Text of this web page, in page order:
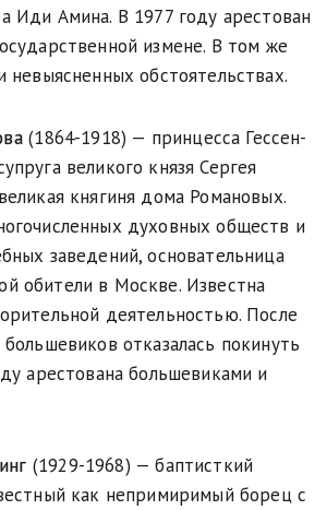
Иди Амина. В 1977 году арестован
измене. В том же
невыясненных обстоятельствах.
(1864-1918) — принцесса Гессен-
великого князя Сергея
княгиня дома Романовых.
духовных обществ и
заведений, основательница
обители в Москве. Известна
деятельностью. После
отказалась покинуть
арестована большевиками и
(1929-1968) — баптисткий
как непримиримый борец с